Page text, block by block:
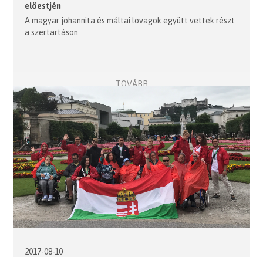
elöestjén
A magyar johannita és máltai lovagok együtt vettek részt
a szertartáson.
TOVÁBB
2017-08-10